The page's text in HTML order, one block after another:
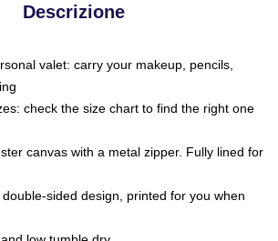
Descrizione
valet: carry your makeup, pencils,
check the size chart to find the right one
canvas with a metal zipper. Fully lined for
sided design, printed for you when